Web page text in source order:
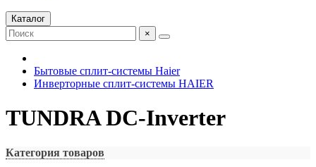
Каталог
×
Бытовые сплит-системы Haier
Инверторные сплит-системы HAIER
TUNDRA DC-Inverter
Категория товаров